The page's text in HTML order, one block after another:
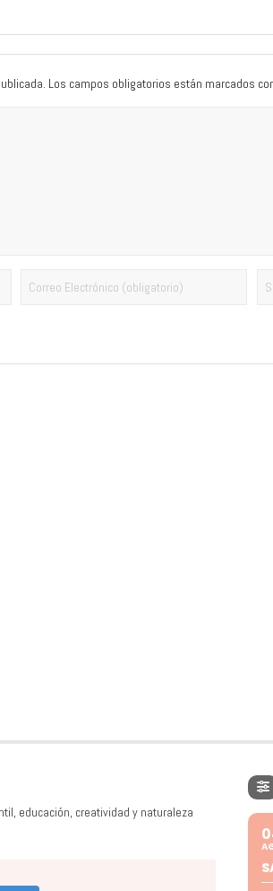
Los campos obligatorios están marcados
educación, creatividad y naturaleza